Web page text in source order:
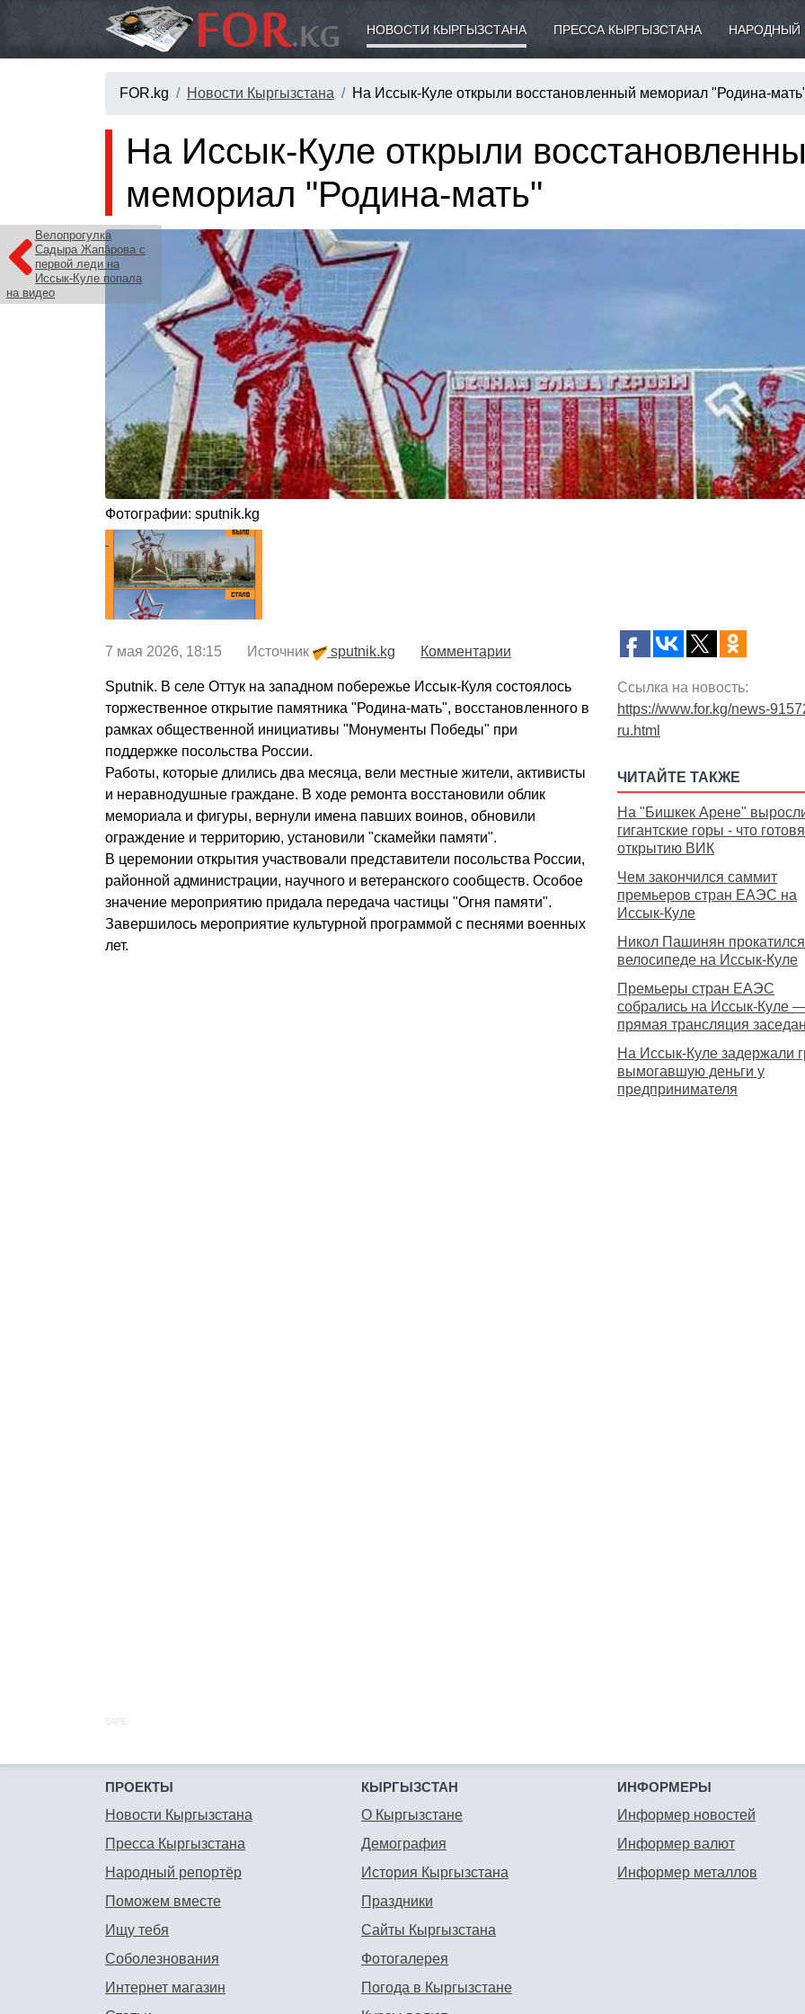
НОВОСТИ КЫРГЫЗСТАНА ПРЕССА КЫРГЫЗСТАНА НАРОДНЫЙ
FOR.kg Новости Кыргызстана На Иссык-Куле открыли восстановленный мемориал "Родина-
Велопрогулка
Садыра Жапарова с
первой леди на
Иссык-Куле попала
на видео
На Иссык-Куле открыли
мемориал "Родина-мать"
Фотографии: sputnik.kg
7 мая 2026, 18:15 Источник sputnik.kg Комментарии
Sputnik. В селе Оттук на западном побережье Иссык-Куля состоялось
торжественное открытие памятника "Родина-мать", восстановленного в
рамках общественной инициативы "Монументы Победы" при
поддержке посольства России.
Работы, которые длились два месяца, вели местные жители, активисты
и неравнодушные граждане. В ходе ремонта восстановили облик
мемориала и фигуры, вернули имена павших воинов, обновили
ограждение и территорию, установили "скамейки памяти".
В церемонии открытия участвовали представители посольства России,
районной администрации, научного и ветеранского сообществ. Особое
значение мероприятию придала передача частицы "Огня памяти".
Завершилось мероприятие культурной программой с песнями военных
лет.
Ссылка на новость:
https://www.for.kg/news-
ru.html
ЧИТАЙТЕ ТАКЖЕ
На "Бишкек Арене"
гигантские горы - что
открытию ВИК
Чем закончился саммит
премьеров стран ЕАЭС на
Иссык-Куле
Никол Пашинян
велосипеде на Иссык-Куле
Премьеры стран ЕАЭС
собрались на Иссык-Куле
прямая трансляция
На Иссык-Куле задержали
вымогавшую деньги у
предпринимателя
SAPE:
ПРОЕКТЫ
Новости Кыргызстана
Пресса Кыргызстана
Народный репортёр
Поможем вместе
Ищу тебя
Соболезнования
Интернет магазин
КЫРГЫЗСТАН
О Кыргызстане
Демография
История Кыргызстана
Праздники
Сайты Кыргызстана
Фотогалерея
Погода в Кыргызстане
ИНФОРМЕРЫ
Информер новостей
Информер валют
Информер металлов